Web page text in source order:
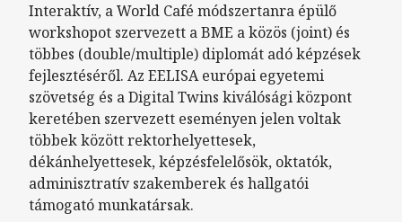
Interaktív, a World Café módszertanra épülő
workshopot szervezett a BME a közös (joint) és
többes (double/multiple) diplomát adó képzések
fejlesztéséről. Az EELISA európai egyetemi
szövetség és a Digital Twins kiválósági központ
keretében szervezett eseményen jelen voltak
többek között rektorhelyettesek,
dékánhelyettesek, képzésfelelősök, oktatók,
adminisztratív szakemberek és hallgatói
támogató munkatársak.